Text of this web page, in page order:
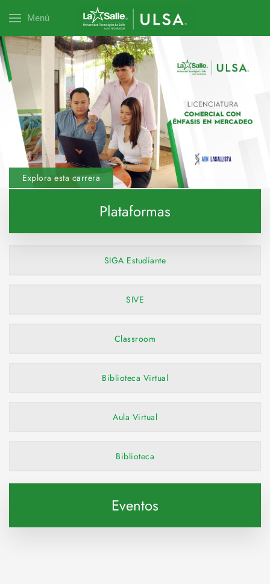
Menú
Explora esta carrera
Plataformas
SIGA Estudiante
SIVE
Classroom
Biblioteca Virtual
Aula Virtual
Biblioteca
Eventos